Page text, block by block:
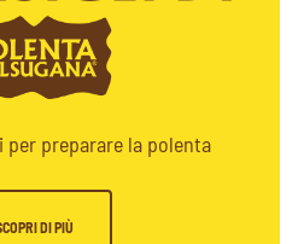
preparare la polenta
DI PIÙ